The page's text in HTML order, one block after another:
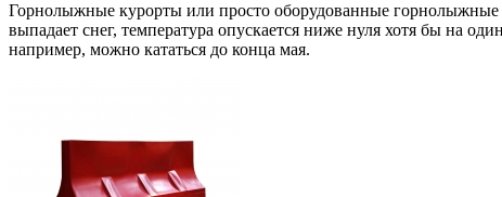
Горнолыжные курорты или просто оборудованные
выпадает снег, температура опускается ниже нуля хотя бы на
например, можно кататься до конца мая.